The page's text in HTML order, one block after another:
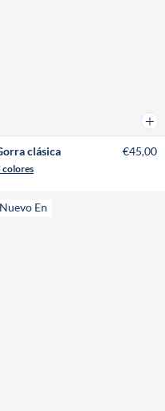
la cesta
clásica
colores
€45,00
Nuevo En